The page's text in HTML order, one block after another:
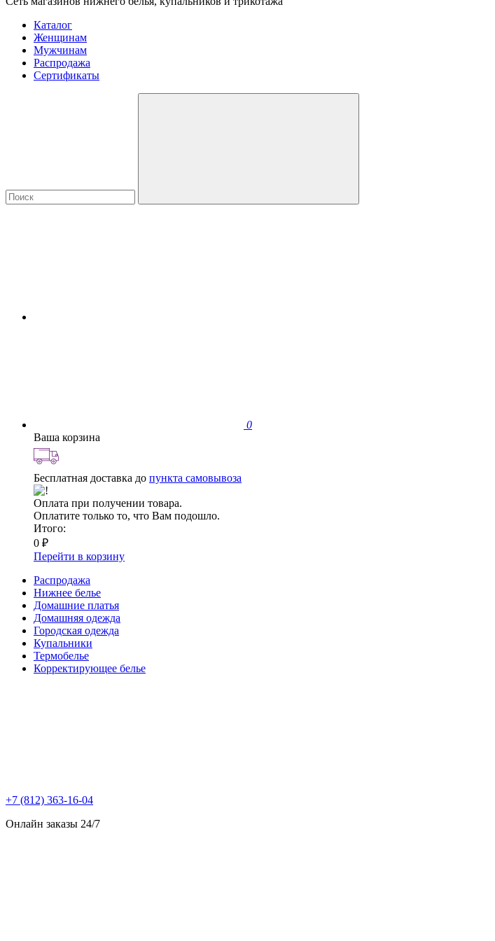
Каталог
Женщинам
Мужчинам
Распродажа
Сертификаты
0
Ваша корзина
Бесплатная доставка до пункта самовывоза
Оплата при получении товара.
Оплатите только то, что Вам подошло.
Итого:
0 ₽
Перейти в корзину
Распродажа
Нижнее белье
Домашние платья
Домашняя одежда
Городская одежда
Купальники
Термобелье
Корректирующее белье
+7 (812) 363-16-04
Онлайн заказы 24/7